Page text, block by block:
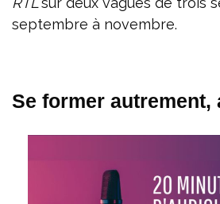
septembre à novembre.
Se former autrement,